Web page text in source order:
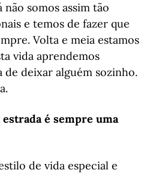
somos assim tão
e temos de fazer que
Volta e meia estamos
vida aprendemos
deixar alguém sozinho.
é sempre uma
de vida especial e